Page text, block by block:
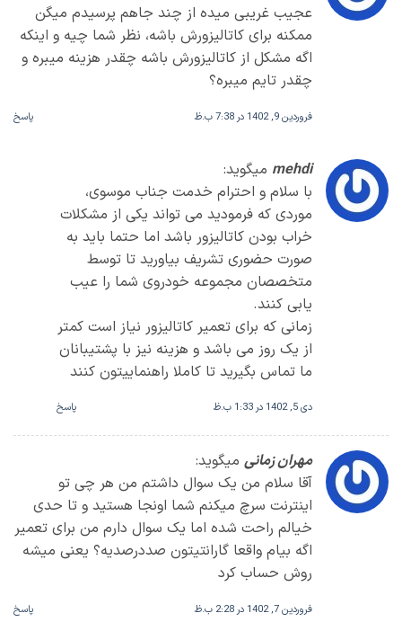
عجیب غریبی میده از چند جاهم پرسیدم میگن
ممکنه برای کاتالیزورش باشه، نظر شما چیه و اینکه
اگه مشکل از کاتالیزورش باشه چقدر هزینه میبره و
چقدر تایم میبره؟
فروردین 9, 1402 در 7:38 ب.ظ پاسخ
mehdi میگوید:
با سلام و احترام خدمت جناب موسوی،
موردی که فرمودید می تواند یکی از مشکلات
خراب بودن کاتالیزور باشد اما حتما باید به
صورت حضوری تشریف بیاورید تا توسط
متخصصان مجموعه خودروی شما را عیب
یابی کنند.
زمانی که برای تعمیر کاتالیزور نیاز است کمتر
از یک روز می باشد و هزینه نیز با پشتیبانان
ما تماس بگیرید تا کاملا راهنماییتون کنند
دی 5, 1402 در 1:33 ب.ظ پاسخ
مهران زمانی میگوید:
آقا سلام من یک سوال داشتم من هر چی تو
اینترنت سرچ میکنم شما اونجا هستید و تا حدی
خیالم راحت شده اما یک سوال دارم من برای تعمیر
اگه بیام واقعا گارانتیتون صددرصدیه؟ یعنی میشه
روش حساب کرد
فروردین 7, 1402 در 2:28 ب.ظ پاسخ